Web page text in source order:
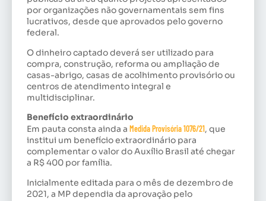
por organizações não governamentais sem fins
lucrativos, desde que aprovados pelo governo
federal.
O dinheiro captado deverá ser utilizado para
compra, construção, reforma ou ampliação de
casas-abrigo, casas de acolhimento provisório ou
centros de atendimento integral e
multidisciplinar.
Benefício extraordinário
Em pauta consta ainda a Medida Provisória 1076/21, que
institui um benefício extraordinário para
complementar o valor do Auxílio Brasil até chegar
a R$ 400 por família.
Inicialmente editada para o mês de dezembro de
2021, a MP dependia da aprovação pelo